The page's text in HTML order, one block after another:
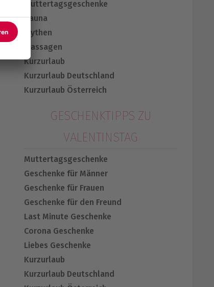
Muttertagsgeschenke
Sauna
Mythen
Massagen
Kurzurlaub
Kurzurlaub Deutschland
Kurzurlaub Österreich
GESCHENKTIPPS ZU
VALENTINSTAG
Muttertagsgeschenke
Geschenke für Männer
Geschenke für Frauen
Geschenke für den Freund
Last Minute Geschenke
Corona Geschenke
Liebes Geschenke
Kurzurlaub
Kurzurlaub Deutschland